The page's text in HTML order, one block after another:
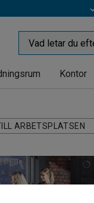
Kontor
ARBETSPLATSEN